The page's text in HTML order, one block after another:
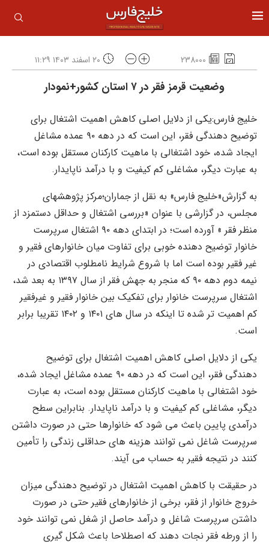
238000 ۲۰ اسفند ۱۴۰۳ ۱۱:۲۹
وضعیت قرمز فقر در ۷ استان کشور+نمودار
خلیج فارس:یکی از دلایل اصلی کاهش اهمیت اشتغال برای
توضیح دهندگی فقر، این است که در دهه ۹۰ عمده مشاغل
ایجاد شده، خود اشتغالی با ماهیت کارکنان مستقل بوده است،
به عبارت دیگر، مشاغلی کم کیفیت و با درآمد ناپایدار.
به گزارش«خلیج فارس» به نقل از جماران؛مرکز پژوهشهای
مجلس، در گزارشی با عنوان «بررسی اشتغال و حداقل دستمزد از
منظر فقر » آورده است؛ در ابتدای دهه ۹۰ اشتغال سرپرست
خانوار توضیح دهنده خوبی برای تفاوت میان خانوارهای فقیر و
غیر فقیر بوده است اما با شروع شرایط نامطلوب اقتصادی در
نیمه دوم دهه ۹۰ که منجر به جهش فقر از سال ۱۳۹۷ به بعد شد،
اشتغال سرپرست خانوار برای تفکیک بین خانوار فقیر و غیرفقیر
کم اهمیت تر شده تا اینکه در سال های ۱۴۰۱ و ۱۴۰۲ تقریبا برابر
است.
یکی از دلایل اصلی کاهش اهمیت اشتغال برای توضیح
دهندگی فقر، این است که در دهه ۹۰ عمده مشاغل ایجاد شده،
خود اشتغالی با ماهیت کارکنان مستقل بوده است، به عبارت
دیگر، مشاغلی کم کیفیت و با درآمد ناپایدار. بنابراین سطح
درآمدی پایین باعث می شود که خانوارها حتی در صورت داشتن
سرپرست شاغل نمی توانند هزینه های حداقلی زندگی را تأمین
کنند در نتیجه فقیر به حساب می آیند.
در حقیقت با کاهش اهمیت اشتغال در توضیح دهندگی میزان
خروج خانوار از فقر، برخی از خانوارهای فقیر حتی در صورت
داشتن سرپرست شاغل و درآمد حاصل از شغل نمی توانند خود
را از ورطه فقر نجات دهند که اصطلاحا باعث شکل گیری